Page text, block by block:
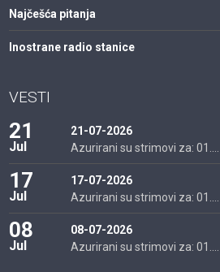
Najčešća pitanja
Inostrane radio stanice
VESTI
21
Jul
21-07-2026
Azurirani su strimovi za: 01....
17
Jul
17-07-2026
Azurirani su strimovi za: 01....
08
Jul
08-07-2026
Azurirani su strimovi za: 01....